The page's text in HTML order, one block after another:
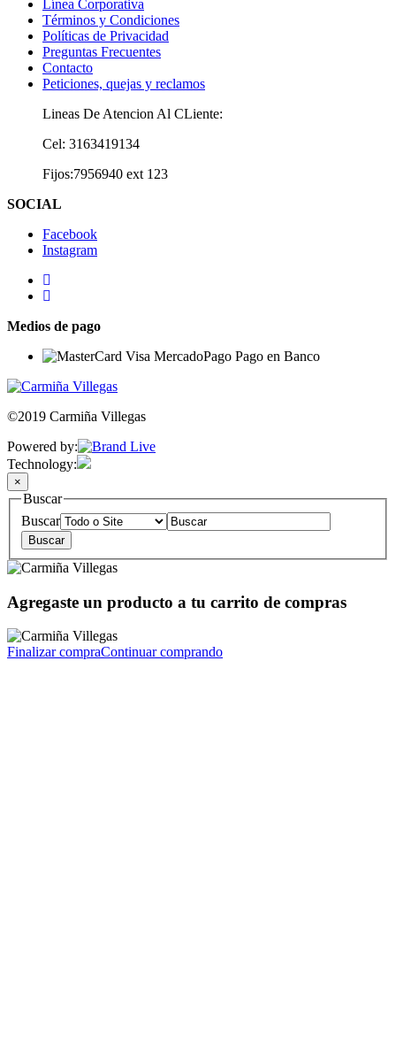
Línea Corporativa
Términos y Condiciones
Políticas de Privacidad
Preguntas Frecuentes
Contacto
Peticiones, quejas y reclamos
Lineas De Atencion Al CLiente:
Cel: 3163419134
Fijos:7956940 ext 123
SOCIAL
Facebook
Instagram
Medios de pago
©2019 Carmiña Villegas
Powered by:
Technology:
×
Buscar
Buscar
Agregaste un producto a tu carrito de compras
Finalizar compraContinuar comprando